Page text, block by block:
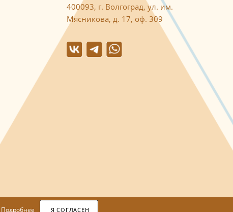
400093, г. Волгоград, ул. им.
Мясникова, д. 17, оф. 309
Подробнее Я СОГЛАСЕН